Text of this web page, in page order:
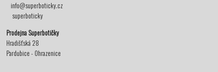
info@superboticky.cz
superboticky
Prodejna Superbotičky
Hradišťská 28
Pardubice - Ohrazenice